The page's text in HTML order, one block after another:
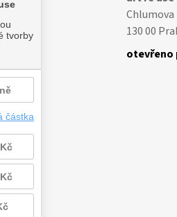
Chlumova
130 00
otevřeno